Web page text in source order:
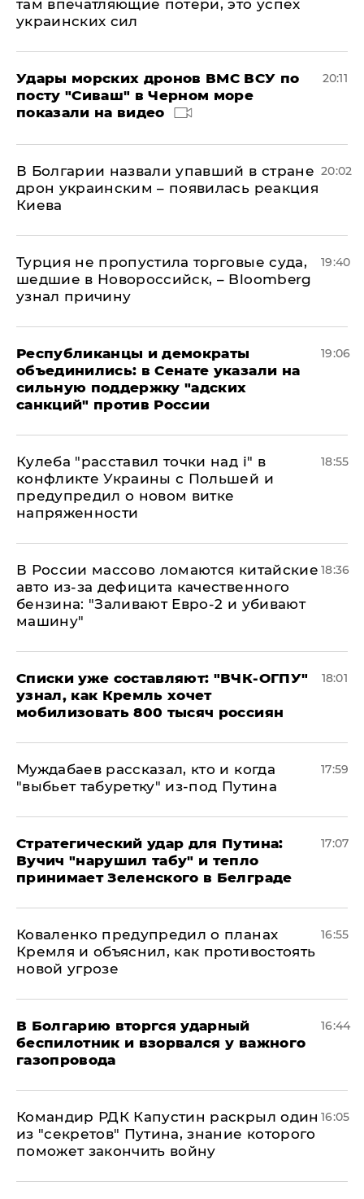
там впечатляющие потери, это успех
украинских сил
Удары морских дронов ВМС ВСУ по
посту "Сиваш" в Черном море
показали на видео
20:11
В Болгарии назвали упавший в стране
дрон украинским – появилась реакция
Киева
20:02
Турция не пропустила торговые суда,
шедшие в Новороссийск, – Bloomberg
узнал причину
19:40
Республиканцы и демократы
объединились: в Сенате указали на
сильную поддержку "адских
санкций" против России
19:06
Кулеба "расставил точки над і" в
конфликте Украины с Польшей и
предупредил о новом витке
напряженности
18:55
В России массово ломаются китайские
авто из-за дефицита качественного
бензина: "Заливают Евро-2 и убивают
машину"
18:36
Списки уже составляют: "ВЧК-ОГПУ"
узнал, как Кремль хочет
мобилизовать 800 тысяч россиян
18:01
Муждабаев рассказал, кто и когда
"выбьет табуретку" из-под Путина
17:59
Стратегический удар для Путина:
Вучич "нарушил табу" и тепло
принимает Зеленского в Белграде
17:07
Коваленко предупредил о планах
Кремля и объяснил, как противостоять
новой угрозе
16:55
В Болгарию вторгся ударный
беспилотник и взорвался у важного
газопровода
16:44
Командир РДК Капустин раскрыл один
из "секретов" Путина, знание которого
поможет закончить войну
16:05